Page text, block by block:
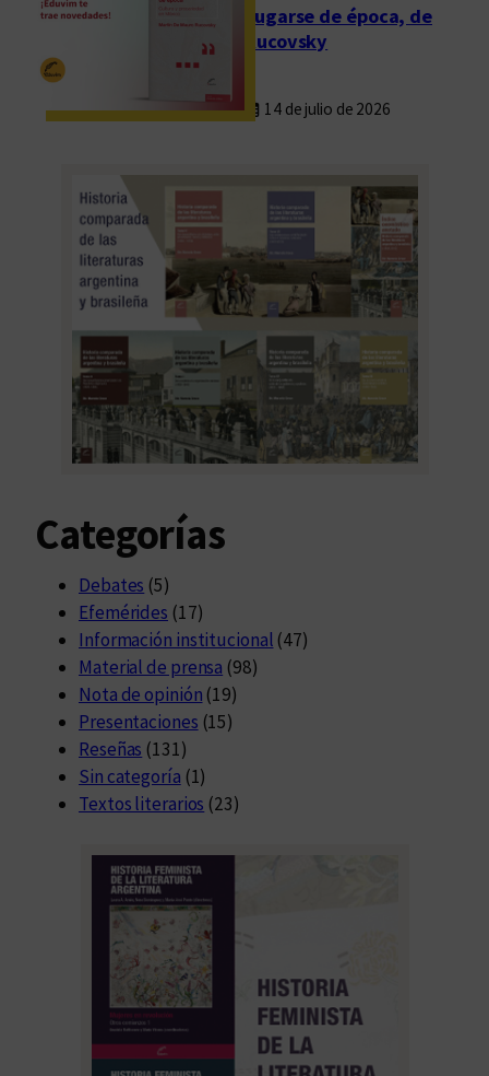
Fugarse de época, de
Rucovsky
14 de julio de 2026
Categorías
Debates (5)
Efemérides (17)
Información institucional (47)
Material de prensa (98)
Nota de opinión (19)
Presentaciones (15)
Reseñas (131)
Sin categoría (1)
Textos literarios (23)